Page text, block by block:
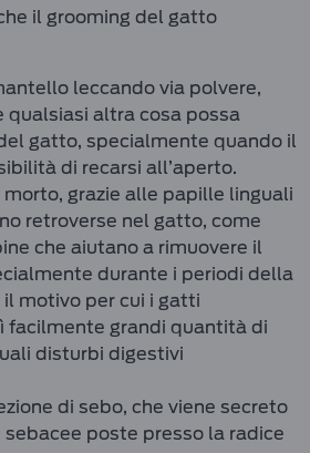
il grooming del gatto
leccando via polvere,
qualsiasi altra cosa possa
gatto, specialmente quando il
di recarsi all’aperto.
grazie alle papille linguali
retroverse nel gatto, come
che aiutano a rimuovere il
durante i periodi della
motivo per cui i gatti
facilmente grandi quantità di
disturbi digestivi
di sebo, che viene secreto
poste presso la radice